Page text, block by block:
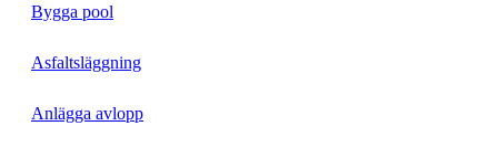
Bygga pool
Asfaltsläggning
Anlägga avlopp